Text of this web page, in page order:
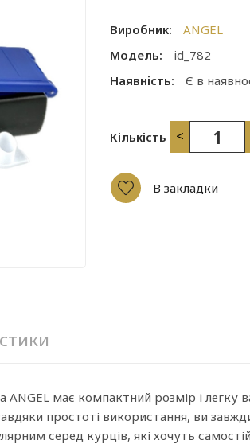
Виробник:
ANGEL
Модель:
id_782
Наявність:
Є в
Кількість <
В закладки
має компактний розмір і легку
простоті використання, ви
серед курців, які хочуть